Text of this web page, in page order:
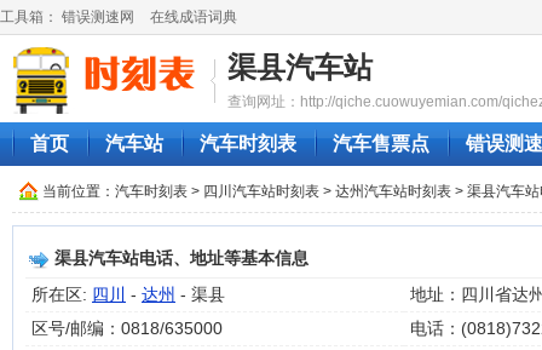
工具箱： 错误测速网 在线成语词典
渠县汽车站
查询网址：http://qiche.cuowuyemian.com/
首页 汽车站 汽车时刻表 汽车售票点 错误测
当前位置： 汽车时刻表 > 四川汽车站时刻表 > 达州汽车站时刻表 > 渠县汽车
渠县汽车站电话、地址等基本信息
所在区: 四川 - 达州 - 渠县
地址：四川省达
区号/邮编：0818/635000
电话：